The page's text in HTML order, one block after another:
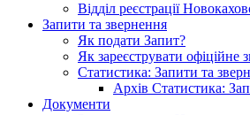
Відділ реєстрації
Запити та звернення
Як подати Запит?
Як зареєструвати офіційне
Статистика: Запити та
Архів Статистика:
Документи